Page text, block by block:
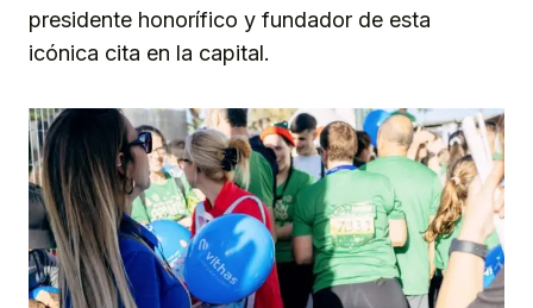
presidente honorífico y fundador de esta
icónica cita en la capital.